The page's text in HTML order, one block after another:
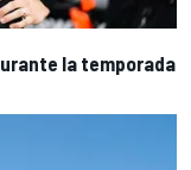
la temporada